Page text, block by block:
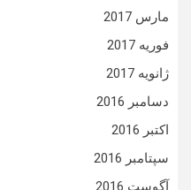
مارس 2017
فوریه 2017
ژانویه 2017
دسامبر 2016
اکتبر 2016
سپتامبر 2016
آگوست 2016